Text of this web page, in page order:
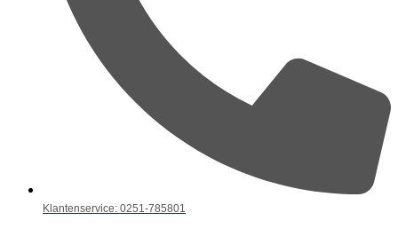
Klantenservice: 0251-785801